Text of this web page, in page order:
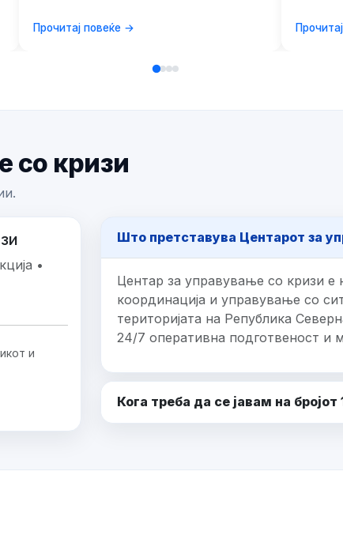
Прочитај повеќе →
со кризи
•
и
Што претставува Центарот за
Центар за управување со кризи е
координација и управување со
територијата на Република
24/7 оперативна подготвеност и
Кога треба да се јавам на бројот